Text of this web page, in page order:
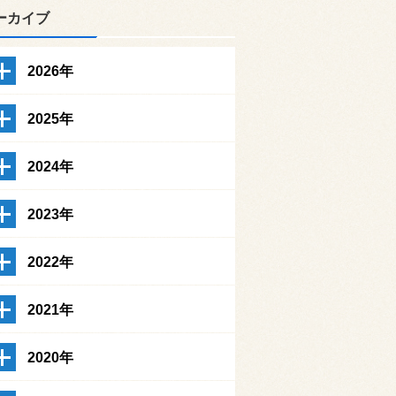
カイブ
2026年
2025年
2024年
2023年
2022年
2021年
2020年